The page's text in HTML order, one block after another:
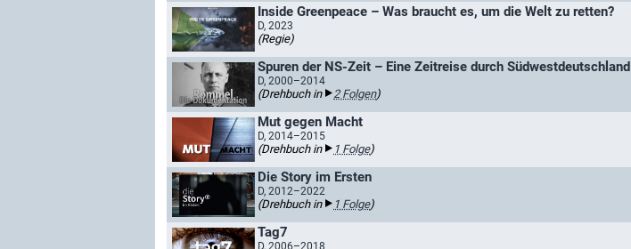
Inside Greenpeace – Was braucht es, um die Welt zu retten?
D, 2023
(Regie)
Spuren der NS-Zeit – Eine Zeitreise durch Südwestdeutschland
D, 2000–2014
(Drehbuch in 2 Folgen)
Mut gegen Macht
D, 2014–2015
(Drehbuch in 1 Folge)
Die Story im Ersten
D, 2012–2022
(Drehbuch in 1 Folge)
Tag7
D, 2006–2018